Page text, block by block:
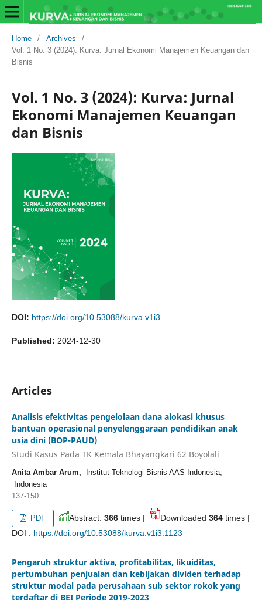
Home / Archives
/
Vol. 1 No. 3 (2024): Kurva: Jurnal Ekonomi Manajemen Keuangan dan
Bisnis
Vol. 1 No. 3 (2024): Kurva: Jurnal
Ekonomi Manajemen Keuangan
dan Bisnis
DOI: https://doi.org/10.53088/kurva.v1i3
Published: 2024-12-30
Articles
Analisis efektivitas pengelolaan dana alokasi khusus
bantuan operasional penyelenggaraan pendidikan anak
usia dini (BOP-PAUD)
Studi Kasus Pada TK Kemala Bhayangkari 62 Boyolali
Anita Ambar Arum, Institut Teknologi Bisnis AAS Indonesia,
Indonesia
137-150
PDF Abstract:366 times | Downloaded364 times |
DOI : https://doi.org/10.53088/kurva.v1i3.1123
Pengaruh struktur aktiva, profitabilitas, likuiditas,
pertumbuhan penjualan dan kebijakan dividen terhadap
struktur modal pada perusahaan sub sektor rokok yang
terdaftar di BEI Periode 2019-2023